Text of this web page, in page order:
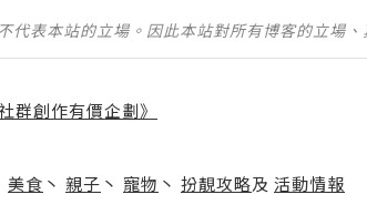
代表本站的立場。因此本站對所有博客的立場
群創作有價企劃》
美食 丶 親子 丶 寵物 丶 扮靚攻略及 活動情報